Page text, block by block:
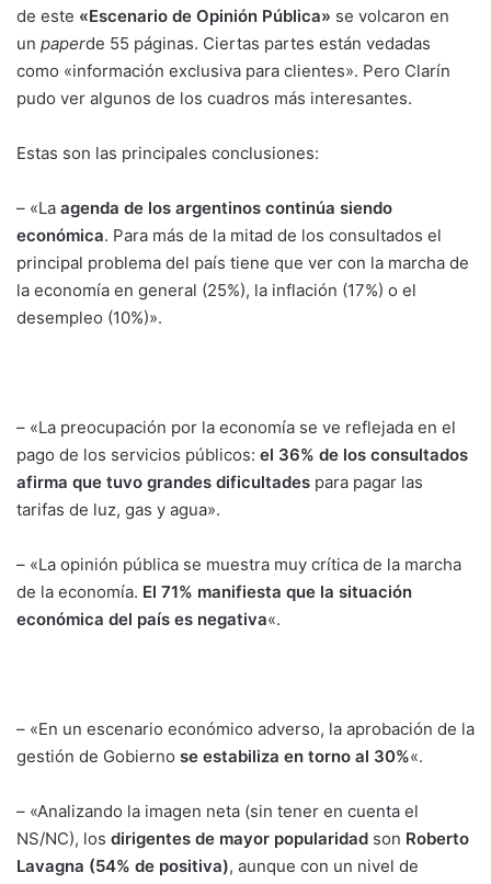
de este «Escenario de Opinión Pública» se volcaron en
un paperde 55 páginas. Ciertas partes están vedadas
como «información exclusiva para clientes». Pero Clarín
pudo ver algunos de los cuadros más interesantes.
Estas son las principales conclusiones:
– «La agenda de los argentinos continúa siendo
económica. Para más de la mitad de los consultados el
principal problema del país tiene que ver con la marcha de
la economía en general (25%), la inflación (17%) o el
desempleo (10%)».
– «La preocupación por la economía se ve reflejada en el
pago de los servicios públicos: el 36% de los consultados
afirma que tuvo grandes dificultades para pagar las
tarifas de luz, gas y agua».
– «La opinión pública se muestra muy crítica de la marcha
de la economía. El 71% manifiesta que la situación
económica del país es negativa«.
– «En un escenario económico adverso, la aprobación de la
gestión de Gobierno se estabiliza en torno al 30%«.
– «Analizando la imagen neta (sin tener en cuenta el
NS/NC), los dirigentes de mayor popularidad son Roberto
Lavagna (54% de positiva), aunque con un nivel de